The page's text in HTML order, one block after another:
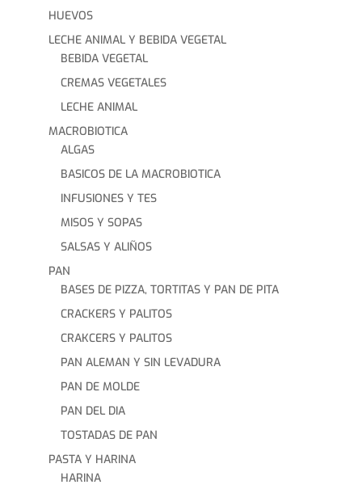
HUEVOS
LECHE ANIMAL Y BEBIDA VEGETAL
BEBIDA VEGETAL
CREMAS VEGETALES
LECHE ANIMAL
MACROBIOTICA
ALGAS
BASICOS DE LA MACROBIOTICA
INFUSIONES Y TES
MISOS Y SOPAS
SALSAS Y ALIÑOS
PAN
BASES DE PIZZA, TORTITAS Y PAN DE PITA
CRACKERS Y PALITOS
CRAKCERS Y PALITOS
PAN ALEMAN Y SIN LEVADURA
PAN DE MOLDE
PAN DEL DIA
TOSTADAS DE PAN
PASTA Y HARINA
HARINA